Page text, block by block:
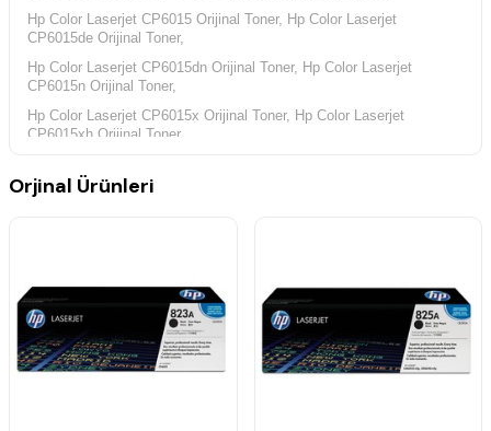
Hp Color Laserjet CP6015 Orijinal Toner, Hp Color Laserjet
CP6015de Orijinal Toner,
Hp Color Laserjet CP6015dn Orijinal Toner, Hp Color Laserjet
CP6015n Orijinal Toner,
Hp Color Laserjet CP6015x Orijinal Toner, Hp Color Laserjet
CP6015xh Orijinal Toner,
Hp Color Laserjet CM6030 Orijinal Toner, Hp Color Laserjet CM6030f
Hp Color Laserjet CM6040f Orijinal Toner, Hp Color Laserjet
CM6040mfp Orijinal Toner,
Hp Yazıcı Kodları;
Hp Q3931A Yazıcı Kodu, Hp Q3932A Yazıcı Kodu, Hp Q3933A
Orjinal Ürünleri